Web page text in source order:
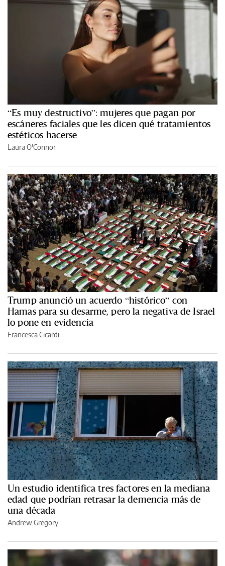
“Es muy destructivo”: mujeres que pagan por
escáneres faciales que les dicen qué tratamientos
estéticos hacerse
Laura O'Connor
Trump anunció un acuerdo “histórico” con
Hamas para su desarme, pero la negativa de Israel
lo pone en evidencia
Francesca Cicardi
Un estudio identifica tres factores en la mediana
edad que podrían retrasar la demencia más de
una década
Andrew Gregory